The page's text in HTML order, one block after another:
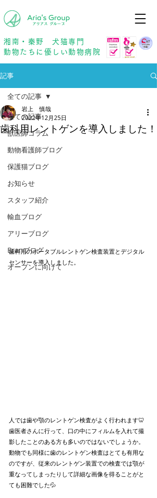
湘南・秦野 犬猫専門
動物たちに優しい動物病院
記事
全ての記事
獣医師コラム
動物看護師ブログ
保護猫ブログ
お知らせ
スタッフ紹介
輸血ブログ
アリーブログ
Branブログ
オープンに向けて
全ての記事
歯科用レントゲンを導入しました！
岩上 慎哉
2022年12月25日
歯科用のポータブルレントゲン検査装置とデジタル
センサーを導入しました。
人では歯や顎のレントゲン検査がよく行われます🦷
歯医者さんに行って、口の中にフィルムを入れて撮
影したことのある方も多いのではないでしょうか。
動物でも同様に歯のレントゲン検査はとても有用な
のですが、従来のレントゲン装置での検査では顎が
重なってしまったりして詳細な画像を得ることがと
ても困難でした💦